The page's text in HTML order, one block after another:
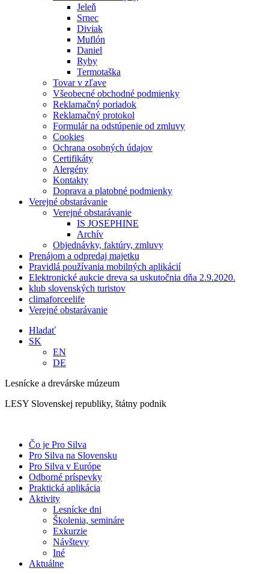
Jeleň
Srnec
Diviak
Muflón
Daniel
Ryby
Termotaška
Tovar v zľave
Všeobecné obchodné podmienky
Reklamačný poriadok
Reklamačný protokol
Formulár na odstúpenie od zmluvy
Cookies
Ochrana osobných údajov
Certifikáty
Alergény
Kontakty
Doprava a platobné podmienky
Verejné obstarávanie
Verejné obstarávanie
IS JOSEPHINE
Archív
Objednávky, faktúry, zmluvy
Prenájom a odpredaj majetku
Pravidlá používania mobilných aplikácií
Elektronické aukcie dreva sa uskutočnia dňa 2.9.2020.
klub slovenských turistov
climaforceelife
Verejné obstarávanie
Hladať
SK
EN
DE
Lesnícke a drevárske múzeum
LESY Slovenskej republiky, štátny podnik
Čo je Pro Silva
Pro Silva na Slovensku
Pro Silva v Európe
Odborné príspevky
Praktická aplikácia
Aktivity
Lesnícke dni
Školenia, semináre
Exkurzie
Návštevy
Iné
Aktuálne